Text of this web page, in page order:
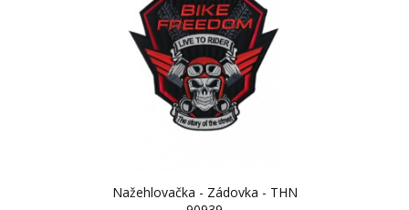
Nažehlovačka - Zádovka - THN